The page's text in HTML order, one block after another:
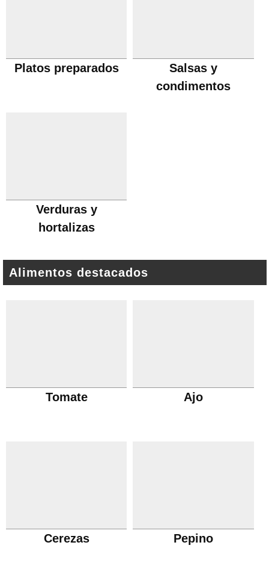
Platos preparados
Salsas y
condimentos
Verduras y
hortalizas
Alimentos destacados
Tomate Ajo
Cerezas Pepino